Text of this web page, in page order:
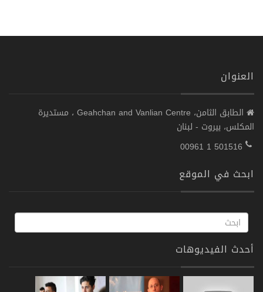
العنوان
الطابق الثامن، Geahchan and Vanlian Centre ، مستديرة
المكلس، بيروت - لبنان
00961 1 501516
ابحث في الموقع
أحدث الفيديوهات